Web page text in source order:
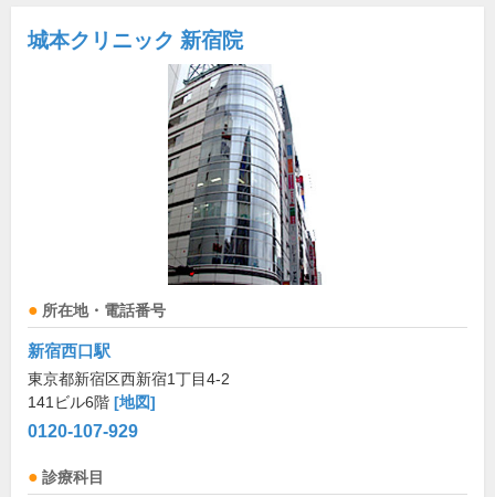
城本クリニック 新宿院
所在地・電話番号
新宿西口駅
東京都新宿区西新宿1丁目4-2
141ビル6階 [地図]
0120-107-929
診療科目